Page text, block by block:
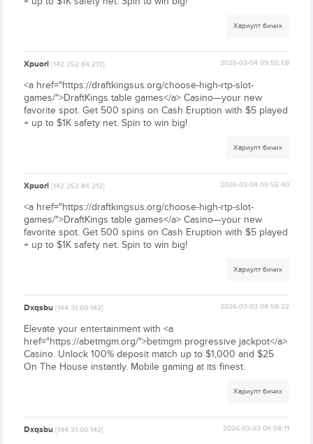
Хариулт бичих
Xpuorl[142.252.84.213] 2026-03-04 09:55:58
<a href="https://draftkingsus.org/choose-high-rtp-slot-
games/">DraftKings table games</a> Casino—your new
favorite spot. Get 500 spins on Cash Eruption with $5 played
+ up to $1K safety net. Spin to win big!
Хариулт бичих
Xpuorl[142.252.84.213] 2026-03-04 09:55:40
<a href="https://draftkingsus.org/choose-high-rtp-slot-
games/">DraftKings table games</a> Casino—your new
favorite spot. Get 500 spins on Cash Eruption with $5 played
+ up to $1K safety net. Spin to win big!
Хариулт бичих
Dxqsbu[144.31.60.142] 2026-03-03 04:58:22
Elevate your entertainment with <a
href="https://abetmgm.org/">betmgm progressive jackpot</a>
Casino. Unlock 100% deposit match up to $1,000 and $25
On The House instantly. Mobile gaming at its finest.
Хариулт бичих
Dxqsbu[144.31.60.142] 2026-03-03 04:58:11